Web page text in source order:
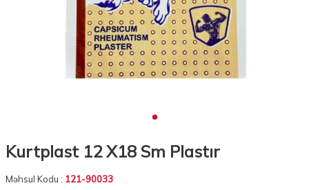
Kurtplast 12 X18 Sm Plastır
Məhsul Kodu : 121-90033